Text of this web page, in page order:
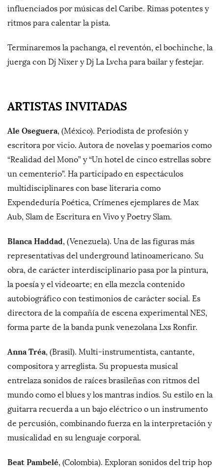
influenciados por músicas del Caribe. Rimas potentes y
ritmos para calentar la pista.
Terminaremos la pachanga, el reventón, el bochinche, la
juerga con Dj Nixer y Dj La Lvcha para bailar y festejar.
ARTISTAS INVITADAS
Ale Oseguera, (México). Periodista de profesión y
escritora por vicio. Autora de novelas y poemarios como
“Realidad del Mono” y “Un hotel de cinco estrellas sobre
un cementerio”. Ha participado en espectáculos
multidisciplinares con base literaria como
Expendeduría Poética, Crímenes ejemplares de Max
Aub, Slam de Escritura en Vivo y Poetry Slam.
Blanca Haddad, (Venezuela). Una de las figuras más
representativas del underground latinoamericano. Su
obra, de carácter interdisciplinario pasa por la pintura,
la poesía y el videoarte; en ella mezcla contenido
autobiográfico con testimonios de carácter social. Es
directora de la compañía de escena experimental NES,
forma parte de la banda punk venezolana Lxs Ronfir.
Anna Tréa, (Brasil). Multi-instrumentista, cantante,
compositora y arreglista. Su propuesta musical
entrelaza sonidos de raíces brasileñas con ritmos del
mundo como el blues y los mantras indios. Su estilo en la
guitarra recuerda a un bajo eléctrico o un instrumento
de percusión, combinando fuerza en la interpretación y
musicalidad en su lenguaje corporal.
Beat Pambelé, (Colombia). Exploran sonidos del trip hop